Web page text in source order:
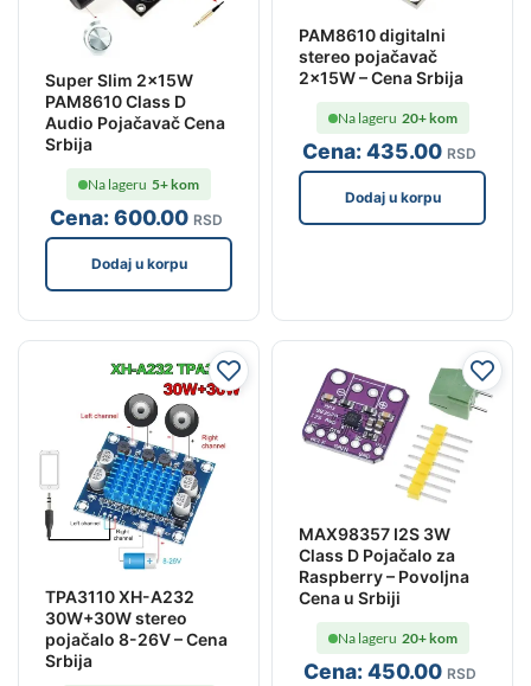
Super Slim 2x15W
PAM8610 Class D
Audio Pojačavač Cena
Srbija
Cena:600.00 RSD
Na lageru 5+ kom
Dodaj u korpu
PAM8610 digitalni
stereo pojačavač
2x15W – Cena Srbija
Cena:435.00 RSD
Na lageru 20+ kom
Dodaj u korpu
TPA3110 XH-A232
30W+30W stereo
pojačalo 8-26V – Cena
Srbija
MAX98357 I2S 3W
Class D Pojačalo za
Raspberry – Povoljna
Cena u Srbiji
Cena:450.00 RSD
Na lageru 20+ kom